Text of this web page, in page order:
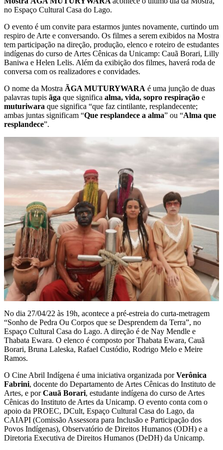
no Espaço Cultural Casa do Lago.
O evento é um convite para estarmos juntes novamente, curtindo um
respiro de Arte e conversando. Os filmes a serem exibidos na Mostra
tem participação na direção, produção, elenco e roteiro de estudantes
indígenas do curso de Artes Cênicas da Unicamp: Cauã Borari, Lilly
Baniwa e Helen Lelis. Além da exibição dos filmes, haverá roda de
conversa com os realizadores e convidades.
O nome da Mostra ÃGA MUTURYWARA é uma junção de duas
palavras tupis ãga que significa alma, vida, sopro respiração e
muturiwara que significa “que faz cintilante, resplandecente;
ambas juntas significam “Que resplandece a alma” ou “Alma que
resplandece”.
No dia 27/04/22 às 19h, acontece a pré-estreia do curta-metragem
“Sonho de Pedra Ou Corpos que se Desprendem da Terra”, no
Espaço Cultural Casa do Lago. A direção é de Nay Mendle e
Thabata Ewara. O elenco é composto por Thabata Ewara, Cauã
Borari, Bruna Laleska, Rafael Custódio, Rodrigo Melo e Meire
Ramos.
O Cine Abril Indígena é uma iniciativa organizada porVerônica
Fabrini, docente do Departamento de Artes Cênicas do Instituto de
Artes, e porCauã Borari, estudante indígena do curso de Artes
Cênicas do Instituto de Artes da Unicamp. O evento conta com o
apoio da PROEC, DCult, Espaço Cultural Casa do Lago, da
CAIAPI (Comissão Assessora para Inclusão e Participação dos
Povos Indígenas), Observatório de Direitos Humanos (ODH) e a
Diretoria Executiva de Direitos Humanos (DeDH) da Unicamp.